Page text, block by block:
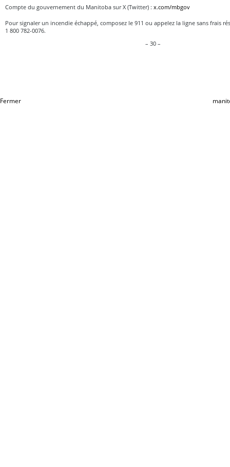
Compte du gouvernement du Manitoba sur X (Twitter) : x.com/mbgov
Pour signaler un incendie échappé, composez le 911 ou appelez la ligne sans frais
1 800 782-0076.
– 30 –
Fermer